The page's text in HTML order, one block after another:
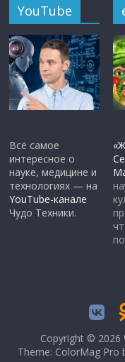
YouTube
Всё самое
интересное о
науке, медицине и
технологиях — на
YouTube-канале
Чудо Техники.
Copyright © 2026
Theme: ColorMag Pro